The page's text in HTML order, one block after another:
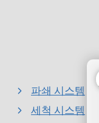
파쇄 시스템
세척 시스템